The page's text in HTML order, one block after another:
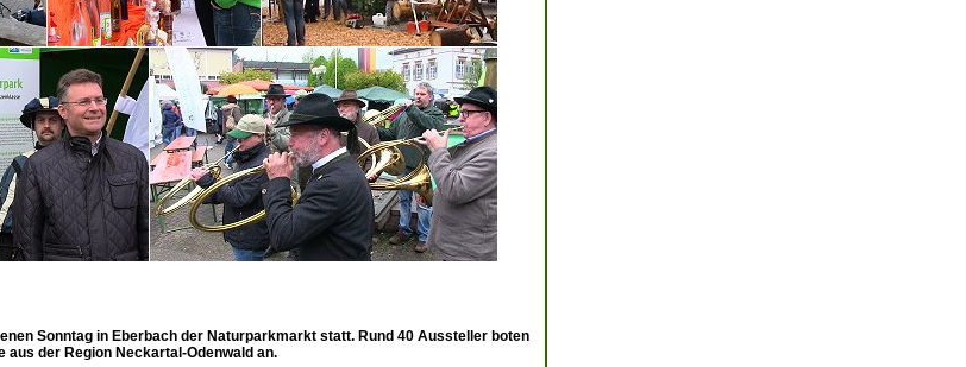
Sonntag in Eberbach der Naturparkmarkt statt. Rund 40 Aussteller boten
aus der Region Neckartal-Odenwald an.